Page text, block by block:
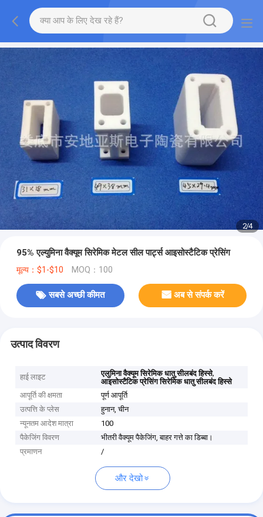
2/4
95% एल्युमिना वैक्यूम सिरेमिक मेटल सील पार्ट्स आइसोस्टैटिक प्रेसिंग
मूल्य：$1-$10 MOQ：100
सबसे अच्छी कीमत अब से संपर्क करें
उत्पाद विवरण
हाई लाइट एलुमिना वैक्यूम सिरेमिक धातु सीलबंद हिस्से,
आइसोस्टैटिक प्रेसिंग सिरेमिक धातु सीलबंद हिस्से
आपूर्ति की क्षमता
पूर्ण आपूर्ति
उत्पत्ति के प्लेस
हुनान, चीन
न्यूनतम आदेश मात्रा
100
पैकेजिंग विवरण
भीतरी वैक्यूम पैकेजिंग, बाहर गत्ते का डिब्बा।
प्रमाणन
/
और देखो